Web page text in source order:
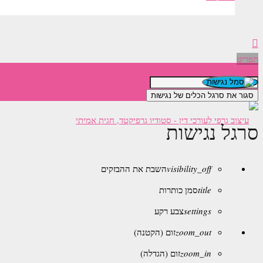
תפריט
סגור את סרגל הכלים של נגישות
סרגל נגישות
visibility_offהשבת את ההבזקים
titleסמן כותרות
settingsצבע רקע
zoom_outזום (הקטנה)
zoom_inזום (הגדלה)